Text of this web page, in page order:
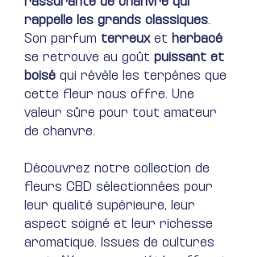
rappelle les grands classiques.
Son parfum terreuxet herbacé
se retrouve au goût puissant et
boisé qui révèle les terpènes que
cette fleur nous offre. Une
valeur sûre pour tout amateur
de chanvre.
Découvrez notre collection de
fleurs CBD sélectionnées pour
leur qualité supérieure, leur
aspect soigné et leur richesse
aromatique. Issues de cultures